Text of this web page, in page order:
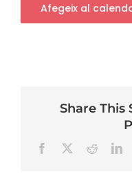
Afegeix al
Share This
FacebookReddit